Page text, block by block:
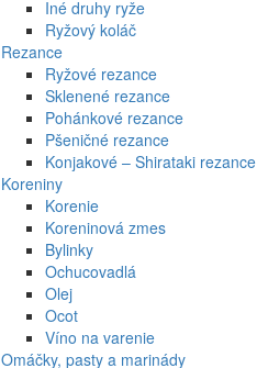
Iné druhy ryže
Ryžový koláč
Rezance
Ryžové rezance
Sklenené rezance
Pohánkové rezance
Pšeničné rezance
Konjakové – Shirataki rezance
Koreniny
Korenie
Koreninová zmes
Bylinky
Ochucovadlá
Olej
Ocot
Víno na varenie
Omáčky, pasty a marinády